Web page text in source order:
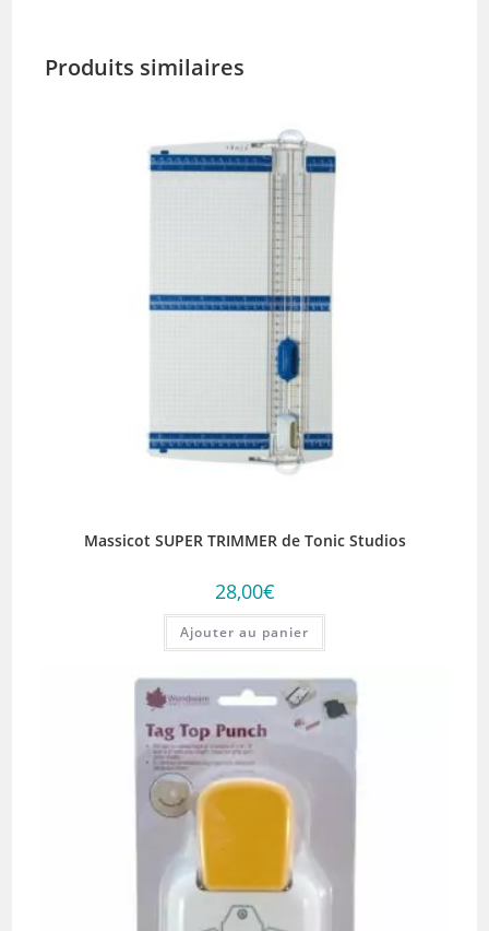
Produits similaires
Massicot SUPER TRIMMER de Tonic Studios
28,00€
Ajouter au panier